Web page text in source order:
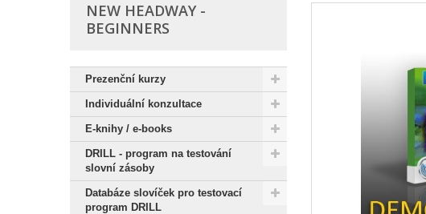
NEW HEADWAY -
BEGINNERS
Prezenční kurzy
Individuální konzultace
E-knihy / e-books
DRILL - program na testování
slovní zásoby
Databáze slovíček pro testovací
program DRILL